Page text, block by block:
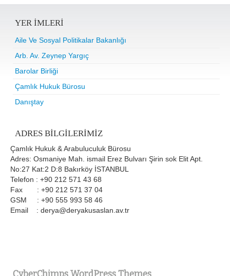
YER IMLERI
Aile Ve Sosyal Politikalar Bakanlığı
Arb. Av. Zeynep Yargıç
Barolar Birliği
Çamlık Hukuk Bürosu
Danıştay
ADRES BILGILERIMIZ
Çamlık Hukuk & Arabuluculuk Bürosu
Adres: Osmaniye Mah. ismail Erez Bulvarı Şirin sok Elit Apt.
No:27 Kat:2 D:8 Bakırköy İSTANBUL
Telefon : +90 212 571 43 68
Fax : +90 212 571 37 04
GSM : +90 555 993 58 46
Email : derya@deryakusaslan.av.tr